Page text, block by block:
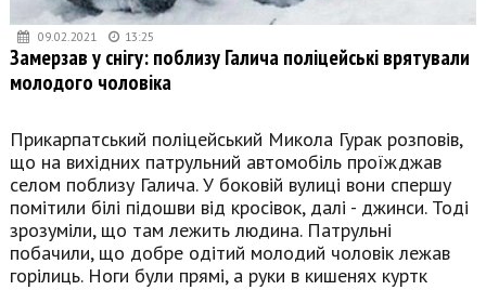
09.02.2021 13:25
Замерзав у снігу: поблизу Галича поліцейські врятували
молодого чоловіка
Прикарпатський поліцейський Микола Гурак розповів,
що на вихідних патрульний автомобіль проїжджав
селом поблизу Галича. У боковій вулиці вони спершу
помітили білі підошви від кросівок, далі - джинси. Тоді
зрозуміли, що там лежить людина. Патрульні
побачили, що добре одітий молодий чоловік лежав
горілиць. Ноги були прямі, а руки в кишенях куртк